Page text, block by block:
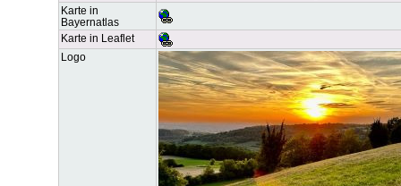
Karte in
Bayernatlas
Karte in Leaflet
Logo